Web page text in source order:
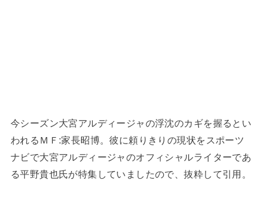
今シーズン大宮アルディージャの浮沈のカギを握るとい
われるＭＦ:家長昭博。彼に頼りきりの現状をスポーツ
ナビで大宮アルディージャのオフィシャルライターであ
る平野貴也氏が特集していましたので、抜粋して引用。